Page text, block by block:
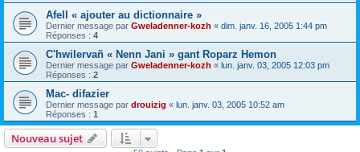
Afell « ajouter au dictionnaire »
Dernier message par Gweladenner-kozh « dim. janv. 16, 2005 1:44 pm
Réponses : 4
C'hwilervañ « Nenn Jani » gant Roparz Hemon
Dernier message par Gweladenner-kozh « lun. janv. 03, 2005 12:03 pm
Réponses : 2
Mac- difazier
Dernier message par drouizig « lun. janv. 03, 2005 10:52 am
Réponses : 1
Nouveau sujet